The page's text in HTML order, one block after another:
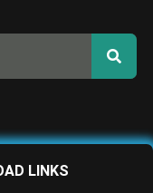
LINKS